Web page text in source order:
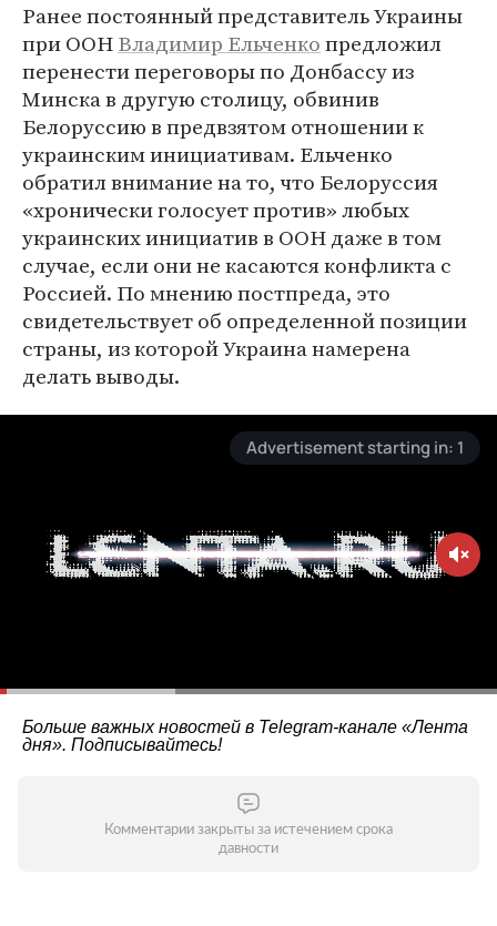
Ранее постоянный представитель Украины
при ООНВладимир Ельченкопредложил
перенести переговоры по Донбассу из
Минска в другую столицу, обвинив
Белоруссию в предвзятом отношении к
украинским инициативам. Ельченко
обратил внимание на то, что Белоруссия
«хронически голосует против» любых
украинских инициатив в ООН даже в том
случае, если они не касаются конфликта с
Россией. По мнению постпреда, это
свидетельствует об определенной позиции
страны, из которой Украина намерена
делать выводы.
Больше важных новостей в Telegram-канале «Лента
дня». Подписывайтесь!
Комментарии закрыты за истечением срока
давности